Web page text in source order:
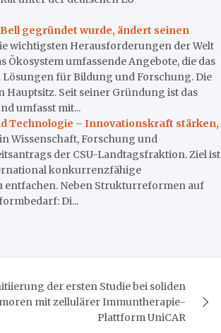
gegründet wurde, ändert seinen
wichtigsten Herausforderungen der Welt
umfassende Angebote, die das
für Bildung und Forschung. Die
Hauptsitz. Seit seiner Gründung ist das
umfasst mit...
Technologie – Innovationskraft stärken,
Wissenschaft, Forschung und
der CSU-Landtagsfraktion. Ziel ist
konkurrenzfähige
entfachen. Neben Strukturreformen auf
Di...
der ersten Studie bei soliden
mit zellulärer Immuntherapie-
Plattform UniCAR